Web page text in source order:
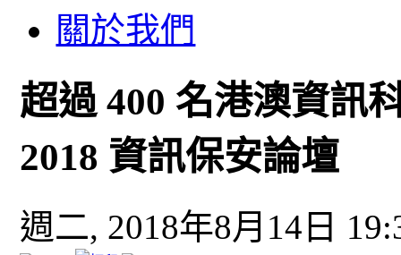
關於我們
超過 400 名港澳資訊
2018 資訊保安論壇
週二, 2018年8月14日